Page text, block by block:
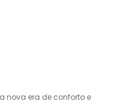
nova era de conforto e